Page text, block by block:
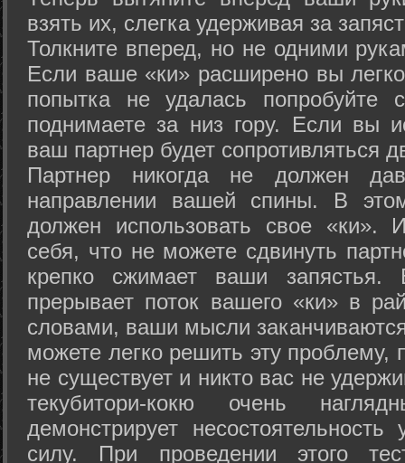
взять их, слегка удерживая за
Толкните вперед, но не одними
Если ваше «ки» расширено вы
попытка не удалась попробуйте
поднимаете за низ гору. Если вы
ваш партнер будет сопротивляться
Партнер никогда не должен
направлении вашей спины. В
должен использовать свое «ки».
себя, что не можете сдвинуть
крепко сжимает ваши запястья.
прерывает поток вашего «ки» в
словами, ваши мысли
можете легко решить эту проблему,
не существует и никто вас не
текубитори-кокю очень
демонстрирует
силу. При проведении этого